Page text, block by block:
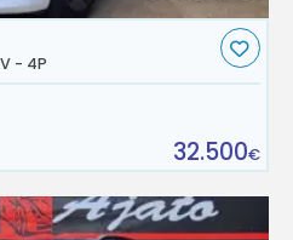
- 4P
32.500€